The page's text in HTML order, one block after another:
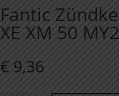
Fantic
XE XM 50
€ 9,36